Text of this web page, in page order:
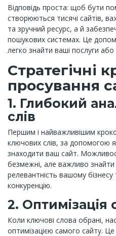
Відповідь проста: щоб бути
створюються тисячі сайтів,
та зручний ресурс, а й
пошукових системах. Це
легко знайти ваші послуги
Стратегічні
просування
1. Глибокий
слів
Першим і найважливішим
ключових слів, за допомогою
знаходити ваш сайт.
безмежні, але важливо знайти
релевантність вашому
конкуренцію.
2. Оптимізація
Коли ключові слова обрані,
оптимізацією самого сайту. Це